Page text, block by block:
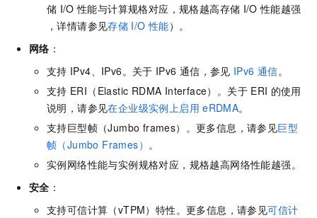
储 I/O 性能与计算规格对应，规格越高存储 I/O 性能越强
，详情请参见存储 I/O 性能）。
网络 ：
支持 IPv4、IPv6。关于 IPv6 通信，参见 IPv6 通信。
支持 ERI（Elastic RDMA Interface）。关于 ERI 的使用
说明，请参见在企业级实例上启用 eRDMA。
支持巨型帧（Jumbo frames）。更多信息，请参见巨型
帧（Jumbo Frames） 。
实例网络性能与实例规格对应，规格越高网络性能越强。
安全 ：
支持可信计算（vTPM）特性。更多信息，请参见可信计